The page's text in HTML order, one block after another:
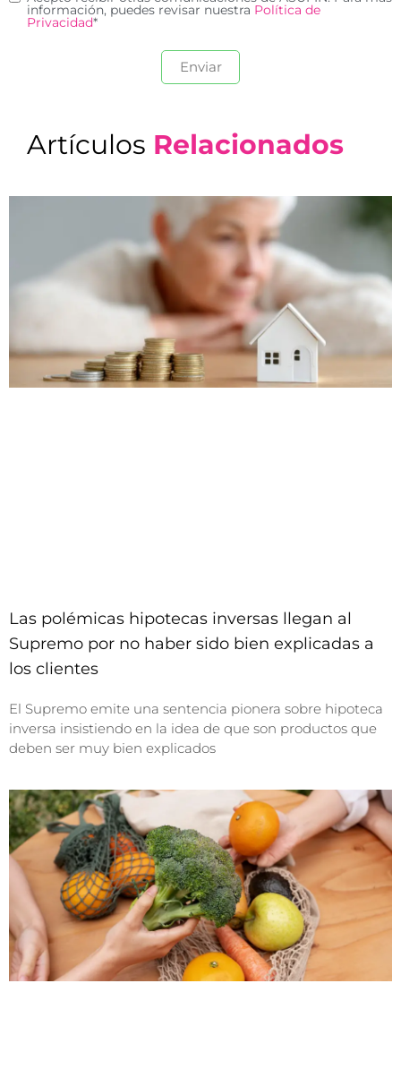
información, puedes revisar nuestra Política de
Privacidad*
Artículos Relacionados
Las polémicas hipotecas inversas llegan al
Supremo por no haber sido bien explicadas a
los clientes
El Supremo emite una sentencia pionera sobre hipoteca
inversa insistiendo en la idea de que son productos que
deben ser muy bien explicados